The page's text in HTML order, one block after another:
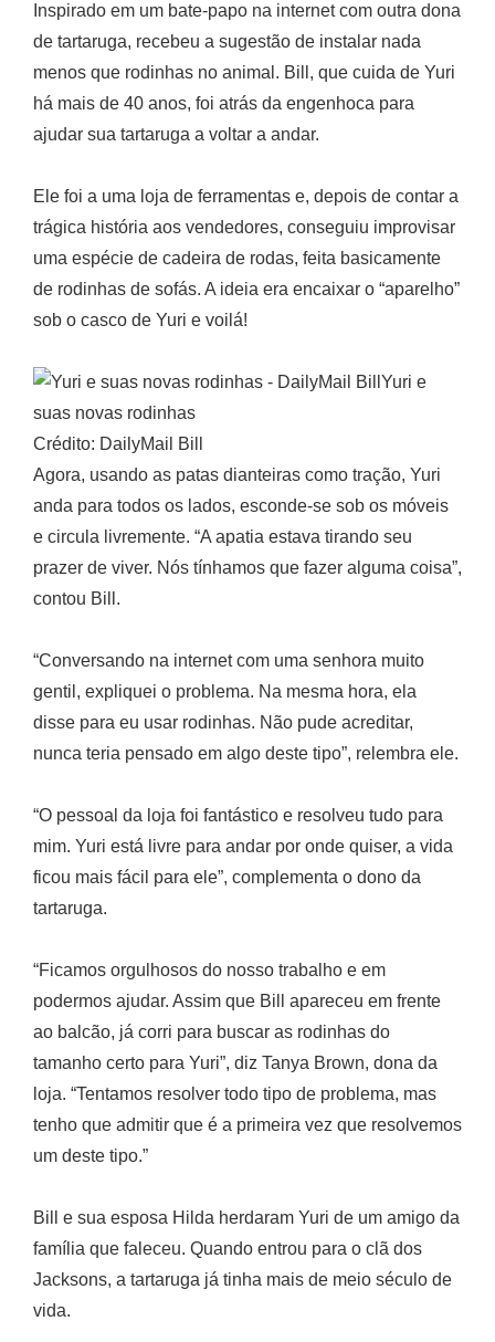
Inspirado em um bate-papo na internet com outra dona
de tartaruga, recebeu a sugestão de instalar nada
menos que rodinhas no animal. Bill, que cuida de Yuri
há mais de 40 anos, foi atrás da engenhoca para
ajudar sua tartaruga a voltar a andar.
Ele foi a uma loja de ferramentas e, depois de contar a
trágica história aos vendedores, conseguiu improvisar
uma espécie de cadeira de rodas, feita basicamente
de rodinhas de sofás. A ideia era encaixar o “aparelho”
sob o casco de Yuri e voilá!
Yuri e
suas novas rodinhas
Crédito: DailyMail Bill
Agora, usando as patas dianteiras como tração, Yuri
anda para todos os lados, esconde-se sob os móveis
e circula livremente. “A apatia estava tirando seu
prazer de viver. Nós tínhamos que fazer alguma coisa”,
contou Bill.
“Conversando na internet com uma senhora muito
gentil, expliquei o problema. Na mesma hora, ela
disse para eu usar rodinhas. Não pude acreditar,
nunca teria pensado em algo deste tipo”, relembra ele.
“O pessoal da loja foi fantástico e resolveu tudo para
mim. Yuri está livre para andar por onde quiser, a vida
ficou mais fácil para ele”, complementa o dono da
tartaruga.
“Ficamos orgulhosos do nosso trabalho e em
podermos ajudar. Assim que Bill apareceu em frente
ao balcão, já corri para buscar as rodinhas do
tamanho certo para Yuri”, diz Tanya Brown, dona da
loja. “Tentamos resolver todo tipo de problema, mas
tenho que admitir que é a primeira vez que resolvemos
um deste tipo.”
Bill e sua esposa Hilda herdaram Yuri de um amigo da
família que faleceu. Quando entrou para o clã dos
Jacksons, a tartaruga já tinha mais de meio século de
vida.